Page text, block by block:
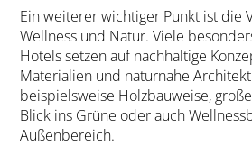
Ein weiterer wichtiger Punkt ist die
Wellness und Natur. Viele
Hotels setzen auf nachhaltige
Materialien und naturnahe
beispielsweise Holzbauweise,
Blick ins Grüne oder auch
Außenbereich.